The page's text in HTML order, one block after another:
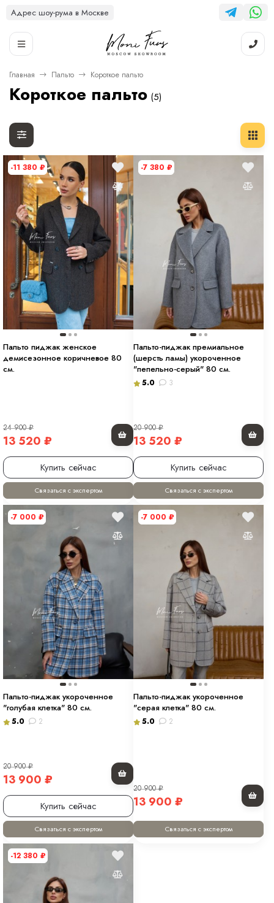
Адрес шоу-рума в Москве
Главная Пальто Короткое пальто
Короткое пальто (5)
-11 380 ₽
Пальто пиджак женское
демисезонное коричневое 80
см.
24 900₽
13 520 ₽
Купить сейчас
Связаться с экспертом
-7 380 ₽
Пальто-пиджак премиальное
(шерсть ламы) укороченное
"пепельно-серый" 80 см.
5.0 3
20 900₽
13 520 ₽
Купить сейчас
Связаться с экспертом
-7 000 ₽
Пальто-пиджак укороченное
"голубая клетка" 80 см.
5.0 2
20 900₽
13 900 ₽
Купить сейчас
Связаться с экспертом
-7 000 ₽
Пальто-пиджак укороченное
"серая клетка" 80 см.
5.0 2
20 900₽
13 900 ₽
Связаться с экспертом
-12 380 ₽